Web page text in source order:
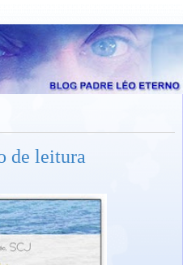
de leitura